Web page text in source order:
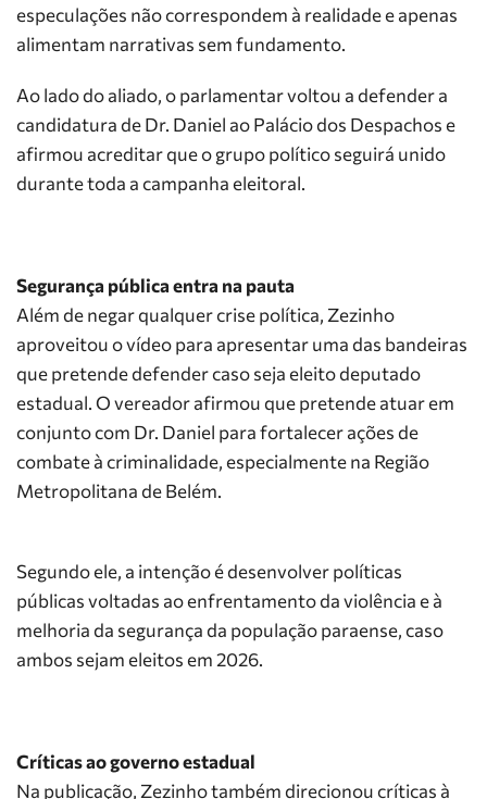
especulações não correspondem à realidade e apenas
alimentam narrativas sem fundamento.
Ao lado do aliado, o parlamentar voltou a defender a
candidatura de Dr. Daniel ao Palácio dos Despachos e
afirmou acreditar que o grupo político seguirá unido
durante toda a campanha eleitoral.
Segurança pública entra na pauta
Além de negar qualquer crise política, Zezinho
aproveitou o vídeo para apresentar uma das bandeiras
que pretende defender caso seja eleito deputado
estadual. O vereador afirmou que pretende atuar em
conjunto com Dr. Daniel para fortalecer ações de
combate à criminalidade, especialmente na Região
Metropolitana de Belém.
Segundo ele, a intenção é desenvolver políticas
públicas voltadas ao enfrentamento da violência e à
melhoria da segurança da população paraense, caso
ambos sejam eleitos em 2026.
Críticas ao governo estadual
Na publicação, Zezinho também direcionou críticas à